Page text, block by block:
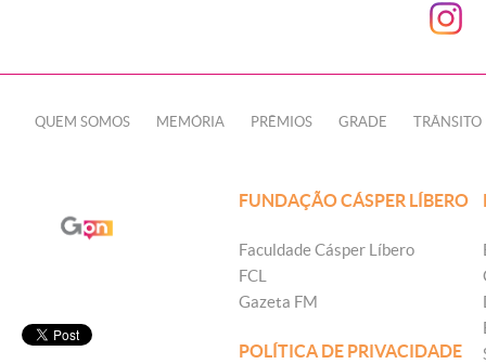
QUEM SOMOS MEMÓRIA PRÊMIOS GRADE TRÂNSITO
FUNDAÇÃO CÁSPER LÍBERO
Faculdade Cásper Líbero
FCL
Gazeta FM
POLÍTICA DE PRIVACIDADE